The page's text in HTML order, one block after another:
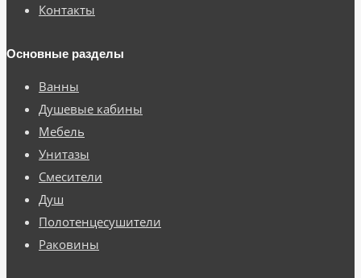
Контакты
Основные разделы
Ванны
Душевые кабины
Мебель
Унитазы
Смесители
Душ
Полотенцесушители
Раковины